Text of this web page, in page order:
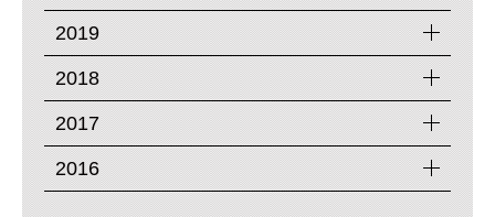
2019
2018
2017
2016